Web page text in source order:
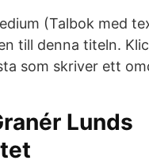
(Talbok med
till denna titeln.
som skriver ett
Lunds